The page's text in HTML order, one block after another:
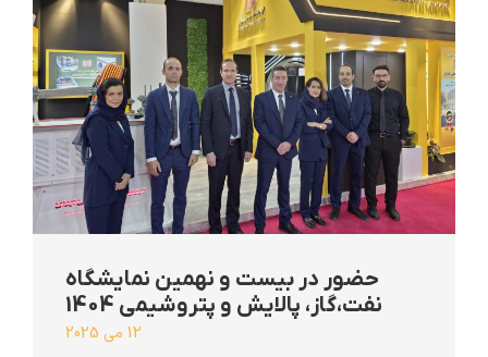
حضور در بیست و نهمین نمایشگاه
نفت،گاز، پالایش و پتروشیمی 1404
12 می 2025